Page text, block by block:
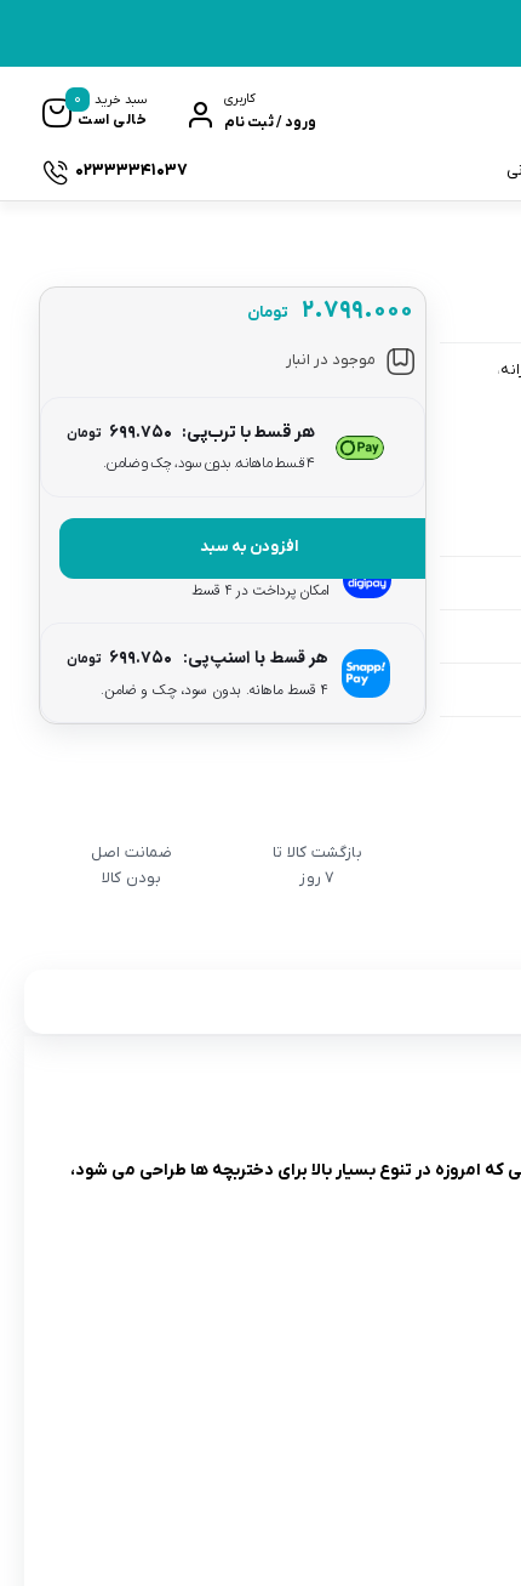
کاربری
ورود / ثبت نام
سبد خرید
خالی است
0
02333341037
۲.۷۹۹.۰۰۰ تومان
موجود در انبار
هر قسط با ترب‌پی: ۶۹۹.۷۵۰ تومان
۴ قسط ماهانه. بدون سود، چک و ضامن.
افزودن به سبد
هر قسط با دیجی‌پی:
امکان پرداخت در 4 قسط
هر قسط با اسنپ‌پی: ۶۹۹.۷۵۰ تومان
۴ قسط ماهانه. بدون سود، چک و ضامن.
بازگشت کالا تا
7 روز
ضمانت اصل
بودن کالا
امروزه در تنوع بسیار بالا برای دختربچه ها طراحی می شود،